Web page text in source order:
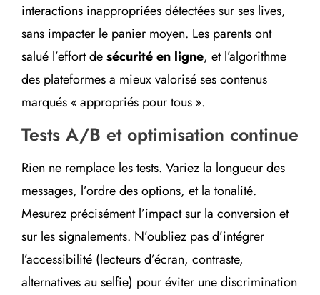
interactions inappropriées détectées sur ses lives,
sans impacter le panier moyen. Les parents ont
salué l’effort desécurité en ligne, et l’algorithme
des plateformes a mieux valorisé ses contenus
marqués « appropriés pour tous ».
Tests A/B et optimisation continue
Rien ne remplace les tests. Variez la longueur des
messages, l’ordre des options, et la tonalité.
Mesurez précisément l’impact sur la conversion et
sur les signalements. N’oubliez pas d’intégrer
l’accessibilité (lecteurs d’écran, contraste,
alternatives au selfie) pour éviter une discrimination